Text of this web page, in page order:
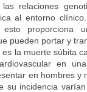
relaciones
al entorno
proporciona
pueden portar y
la muerte súbita
en
en hombres y
su incidencia